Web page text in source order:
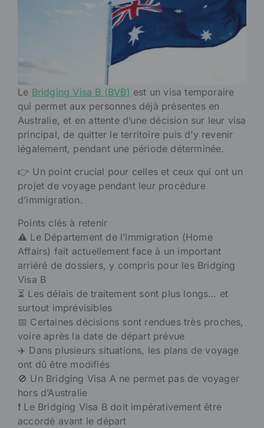
Le Bridging Visa B (BVB) est un visa temporaire
qui permet aux personnes déjà présentes en
Australie, et en attente d’une décision sur leur visa
principal, de quitter le territoire puis d’y revenir
légalement, pendant une période déterminée.
👉 Un point crucial pour celles et ceux qui ont un
projet de voyage pendant leur procédure
d’immigration.
Points clés à retenir
⚠️ Le Département de l’Immigration (Home
Affairs) fait actuellement face à un important
arriéré de dossiers, y compris pour les Bridging
Visa B
⏳ Les délais de traitement sont plus longs… et
surtout imprévisibles
📅 Certaines décisions sont rendues très proches,
voire après la date de départ prévue
✈️ Dans plusieurs situations, les plans de voyage
ont dû être modifiés
🚫 Un Bridging Visa A ne permet pas de voyager
hors d’Australie
❗ Le Bridging Visa B doit impérativement être
accordé avant le départ